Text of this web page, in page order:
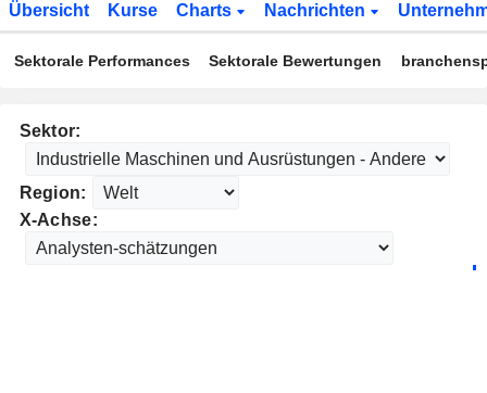
Übersicht Kurse Charts Nachrichten
Sektorale Performances Sektorale Bewertungen
Sektor:
Region:
X-Achse: